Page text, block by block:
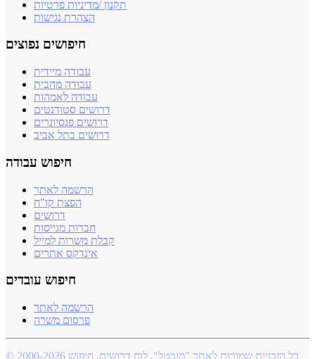
תקנון /מדיניות פרטיות
הצהרת נגישות
חיפושים נפוצים
עבודה מיידית
עבודה מהבית
עבודה לאמהות
דרושים סטודנטים
דרושים פנסיונרים
דרושים בתל אביב
חיפוש עבודה
הרשמה לאתר
הפצת קו"ח
דרושים
חברות מגייסות
קבלת משרות למייל
אינדקס אתרים
חיפוש עובדים
הרשמה לאתר
פרסום משרה
© 2000-2026 כל הזכויות שמורות לאתר "מובטל", לוח דרושים, חיפוש